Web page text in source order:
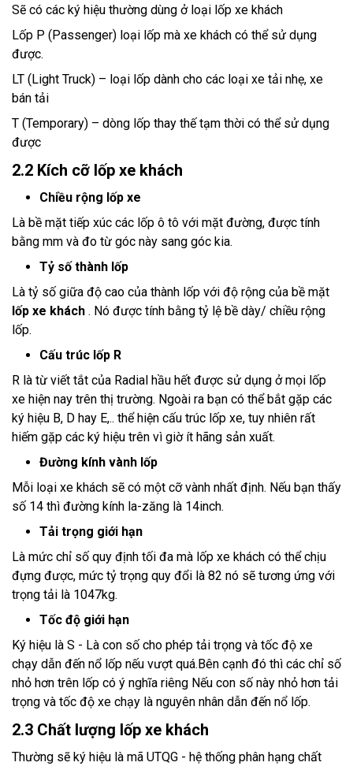
Sẽ có các ký hiệu thường dùng ở loại lốp xe khách
Lốp P (Passenger) loại lốp mà xe khách có thể sử dụng
được.
LT (Light Truck) – loại lốp dành cho các loại xe tải nhẹ, xe
bán tải
T (Temporary) – dòng lốp thay thế tạm thời có thể sử dụng
được
2.2 Kích cỡ lốp xe khách
Chiều rộng lốp xe
Là bề mặt tiếp xúc các lốp ô tô với mặt đường, được tính
bằng mm và đo từ góc này sang góc kia.
Tỷ số thành lốp
Là tỷ số giữa độ cao của thành lốp với độ rộng của bề mặt
lốp xe khách . Nó được tính bằng tỷ lệ bề dày/ chiều rộng
lốp.
Cấu trúc lốp R
R là từ viết tắt của Radial hầu hết được sử dụng ở mọi lốp
xe hiện nay trên thị trường. Ngoài ra bạn có thể bắt gặp các
ký hiệu B, D hay E,.. thể hiện cấu trúc lốp xe, tuy nhiên rất
hiếm gặp các ký hiệu trên vì giờ ít hãng sản xuất.
Đường kính vành lốp
Mỗi loại xe khách sẽ có một cỡ vành nhất định. Nếu bạn thấy
số 14 thì đường kính la-zăng là 14inch.
Tải trọng giới hạn
Là mức chỉ số quy định tối đa mà lốp xe khách có thể chịu
đựng được, mức tỷ trọng quy đổi là 82 nó sẽ tương ứng với
trọng tải là 1047kg.
Tốc độ giới hạn
Ký hiệu là S - Là con số cho phép tải trọng và tốc độ xe
chạy dẫn đến nổ lốp nếu vượt quá.Bên cạnh đó thì các chỉ số
nhỏ hơn trên lốp có ý nghĩa riêng Nếu con số này nhỏ hơn tải
trọng và tốc độ xe chạy là nguyên nhân dẫn đến nổ lốp.
2.3 Chất lượng lốp xe khách
Thường sẽ ký hiệu là mã UTQG - hệ thống phân hạng chất